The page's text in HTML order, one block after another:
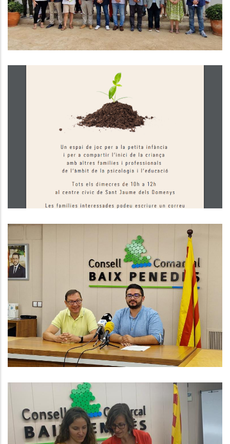
Servei D'acompanyament A La
Criança Per A Famílies Amb Infants
S. socials
El CCBP Anuncia La 2a Edició A
Partir Del Mes De Setembre Del
Programa Dones RIU
P. econòmica
S'amplia El Conveni De
Col.laboració Amb Diversos